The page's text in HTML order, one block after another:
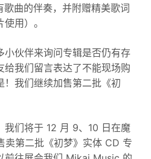
曲的伴奏，并附赠精美歌词
用）。
小伙伴来询问专辑是否仍有存
给我们留言表达了不能现场购
我们继续加售第二批《初
我们将于 12 月 9、10 日在魔
卖第二批《初梦》实体 CD 专